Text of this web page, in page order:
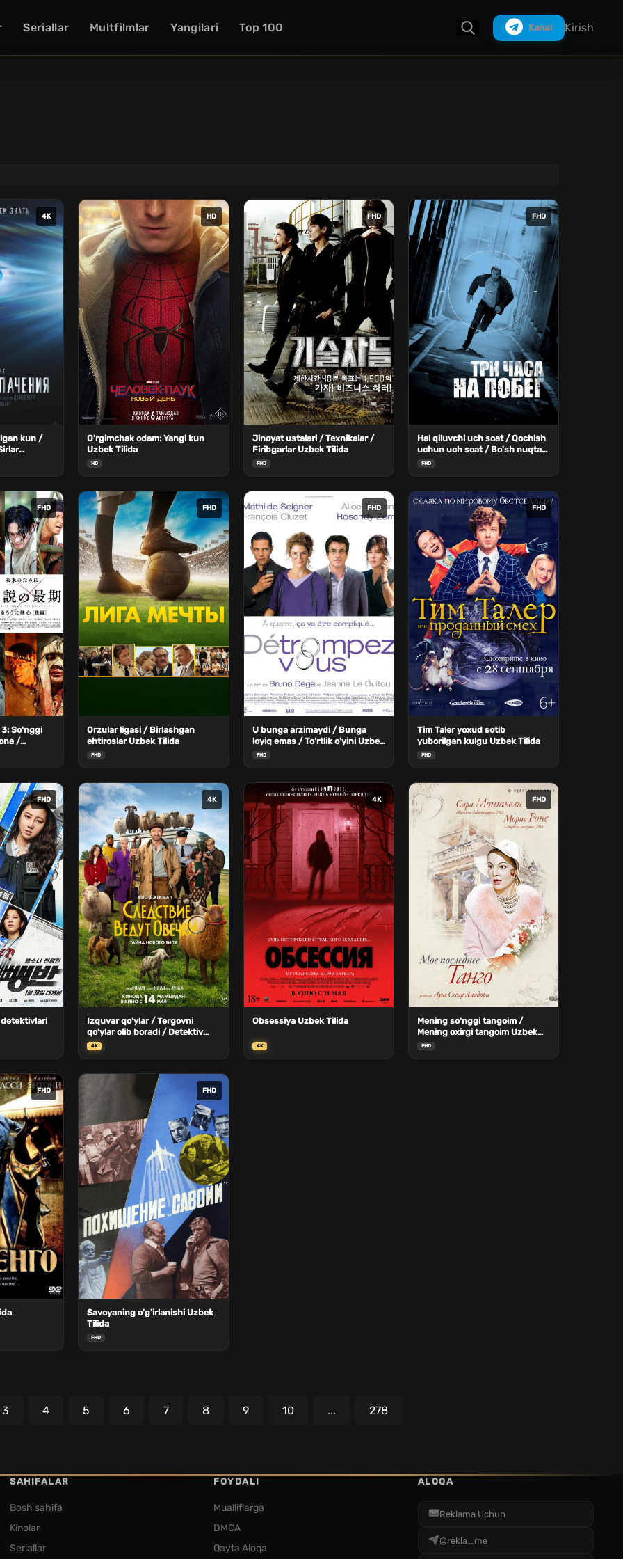
Seriallar Multfilmlar Yangilari Top 100 Kanal Kirish
4K
kun /
Tilida
HD
O'rgimchak odam: Yangi kun
Uzbek Tilida
HD
FHD
Jinoyat ustalari / Texnikalar /
Firibgarlar Uzbek Tilida
FHD
FHD
Hal qiluvchi uch soat / Qochish
uchun uch soat / Bo'sh nuqta
Uzbek Tilida
FHD
FHD
So'nggi
/
Uzbek
FHD
Orzular ligasi / Birlashgan
ehtiroslar Uzbek Tilida
FHD
FHD
U bunga arzimaydi / Bunga
loyiq emas / To'rtlik o'yini Uzbek
Tilida
FHD
FHD
Tim Taler yoxud sotib
yuborilgan kulgu Uzbek Tilida
FHD
FHD 4K
Izquvar qo'ylar / Tergovni
qo'ylar olib boradi / Detektiv
qo'ylar / Tergovchi qo'ylar
Uzbek Tilida
4K
4K
Obsessiya Uzbek Tilida
4K
FHD
Mening so'nggi tangoim /
Mening oxirgi tangoim Uzbek
Tilida
FHD
FHD FHD
Savoyaning o'g'irlanishi Uzbek
Tilida
FHD
3 4 5 6 7 8 9 10 ... 278
SAHIFALAR
Bosh sahifa
Kinolar
Seriallar
FOYDALI
Mualliflarga
DMCA
Qayta Aloqa
ALOQA
Reklama Uchun
@rekla_me